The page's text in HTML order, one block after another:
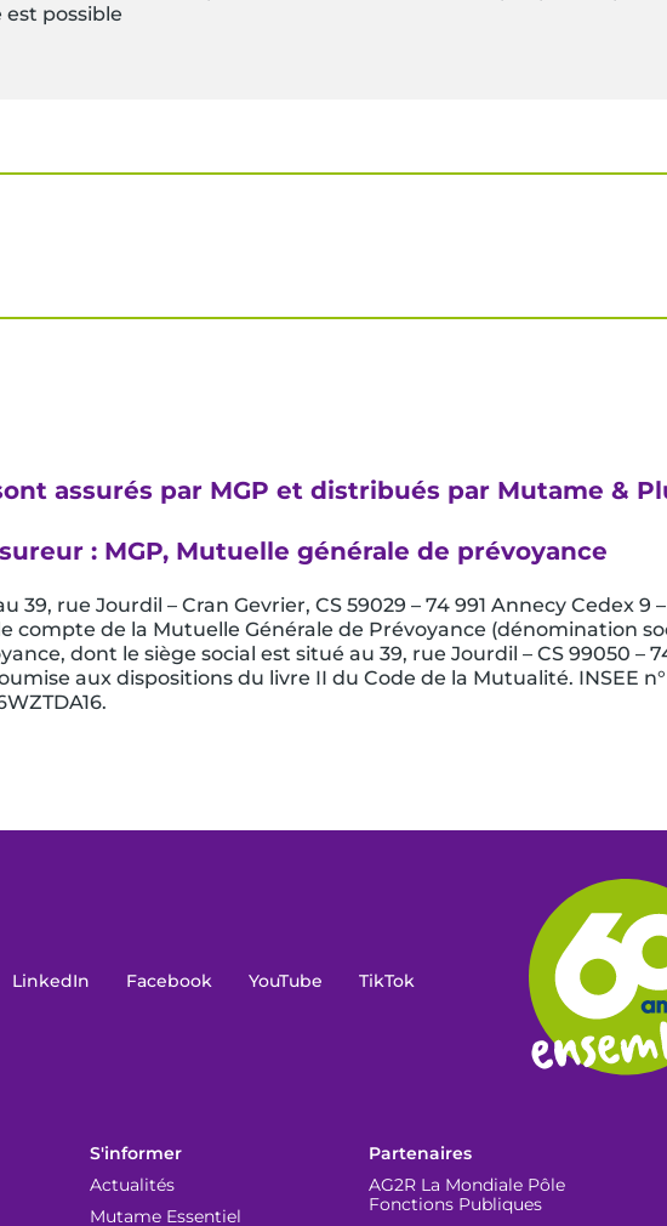
est possible
assurés par MGP et distribués par Mutame &
: MGP, Mutuelle générale de prévoyance
39, rue Jourdil – Cran Gevrier, CS 59029 – 74 991 Annecy Cedex 9 –
compte de la Mutuelle Générale de Prévoyance (dénomination
dont le siège social est situé au 39, rue Jourdil – CS 99050 –
aux dispositions du livre II du Code de la Mutualité. INSEE n°
LinkedIn Facebook YouTube TikTok
S'informer
Actualités
Mutame Essentiel
Partenaires
AG2R La Mondiale Pôle
Fonctions Publiques